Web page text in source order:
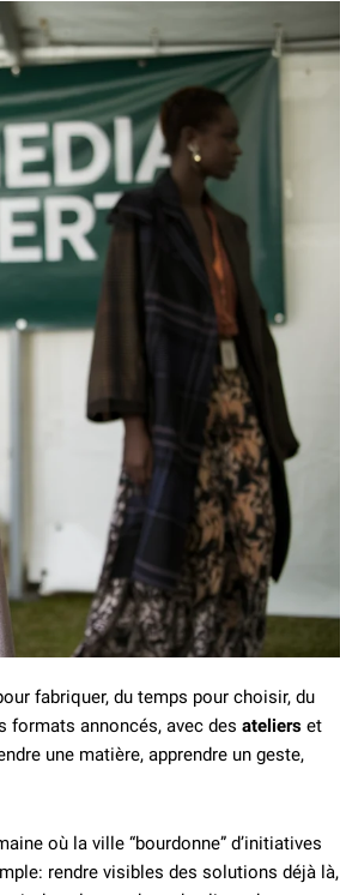
fabriquer, du temps pour choisir, du
formats annoncés, avec des ateliers et
une matière, apprendre un geste,
où la ville “bourdonne” d’initiatives
rendre visibles des solutions déjà là,